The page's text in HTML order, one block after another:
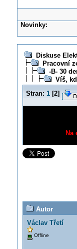
Novinky:
Diskuse
Pracovní
-B- 30
Víš,
Stran: 1[2]
Na
Autor
Václav Třetí
Offline